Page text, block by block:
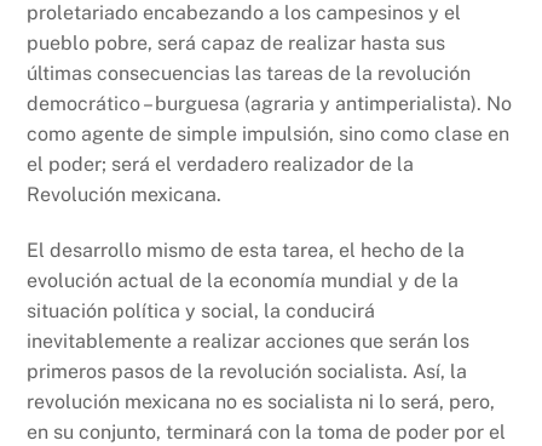
proletariado encabezando a los campesinos y el
pueblo pobre, será capaz de realizar hasta sus
últimas consecuencias las tareas de la revolución
democrático – burguesa (agraria y antimperialista). No
como agente de simple impulsión, sino como clase en
el poder; será el verdadero realizador de la
Revolución mexicana.
El desarrollo mismo de esta tarea, el hecho de la
evolución actual de la economía mundial y de la
situación política y social, la conducirá
inevitablemente a realizar acciones que serán los
primeros pasos de la revolución socialista. Así, la
revolución mexicana no es socialista ni lo será, pero,
en su conjunto, terminará con la toma de poder por el